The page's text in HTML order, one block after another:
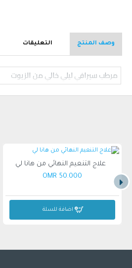
وصف المنتج التعليقات
مرطب سيرافي ليلي خالي من الزيوت
علاج التنعيم النهائي من هانا لي
50.000 OMR
اضافة للسلة